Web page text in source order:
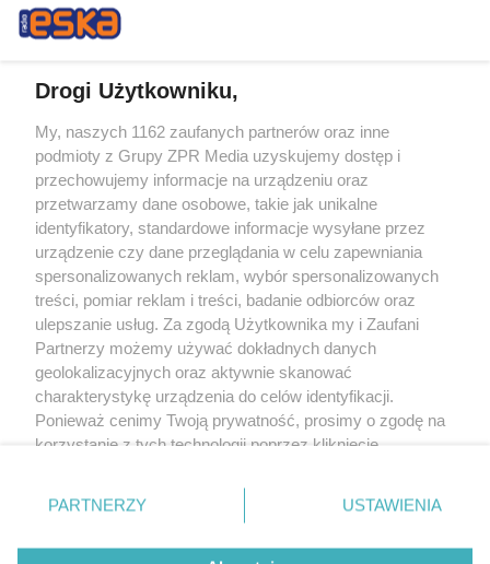
Żaden utwór zamieszczony w serwisie nie może być powielany i
rozpowszechniany lub dalej rozpowszechniany w jakikolwiek sposób (w
tym także elektroniczny lub mechaniczny) na jakimkolwiek polu
eksploatacji w jakiejkolwiek formie, włącznie z umieszczaniem w Internecie
bez pisemnej zgody właściciela praw. Jakiekolwiek użycie lub
wykorzystanie utworów w całości lub w części z naruszeniem prawa, tzn.
bez właściwej zgody, jest zabronione pod groźbą kary i może być ścigane
prawnie.
O nas
Drogi Użytkowniku,
My, naszych 1162 zaufanych partnerów oraz inne
podmioty z Grupy ZPR Media uzyskujemy dostęp i
przechowujemy informacje na urządzeniu oraz
przetwarzamy dane osobowe, takie jak unikalne
identyfikatory, standardowe informacje wysyłane przez
urządzenie czy dane przeglądania w celu zapewniania
spersonalizowanych reklam, wybór spersonalizowanych
treści, pomiar reklam i treści, badanie odbiorców oraz
ulepszanie usług. Za zgodą Użytkownika my i Zaufani
Partnerzy możemy używać dokładnych danych
geolokalizacyjnych oraz aktywnie skanować
charakterystykę urządzenia do celów identyfikacji.
Ponieważ cenimy Twoją prywatność, prosimy o zgodę na
korzystanie z tych technologii poprzez kliknięcie
zmienić/wycofać klikając przycisk ustawień prywatności
znajdujący się w lewym dolnym rogu strony
rodzaje przetwarzania danych nie wymagają zgody
PARTNERZY USTAWIENIA